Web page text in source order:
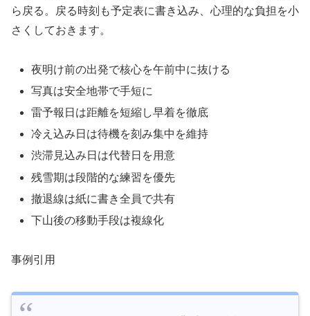
ら戻る。戻る時刻も予定表に書き込み、心理的な負担を小
さくしておきます。
夜明け前の出発で核心を午前中に抜ける
写真は安全地帯で手短に
雷予報日は距離を短縮し早着を徹底
冷え込み日は待機を刻み集中を維持
渋滞見込み日は代替日を用意
残雪期は段階的な練習を優先
撤退線は紙に書き全員で共有
下山後の移動手段は複線化
事例引用